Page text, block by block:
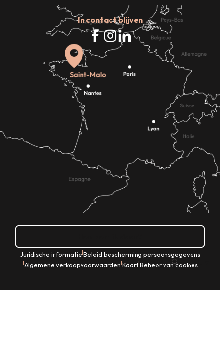
NL
In contact blijven
Juridische informatie|Beleid bescherming persoonsgegevens
|Algemene verkoopvoorwaarden|Kaart|Beheer van cookies